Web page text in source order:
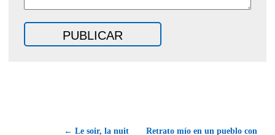
← Le soir, la nuit Retrato mío en un pueblo con